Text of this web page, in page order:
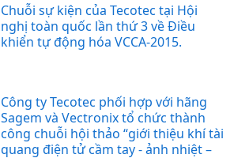
Chuỗi sự kiện của Tecotec tại Hội
nghị toàn quốc lần thứ 3 về Điều
khiển tự động hóa VCCA-2015.
Công ty Tecotec phối hợp với hãng
Sagem và Vectronix tổ chức thành
công chuỗi hội thảo “giới thiệu khí tài
quang điện tử cầm tay - ảnh nhiệt –